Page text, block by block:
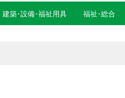
建築･設備･福祉用具 福祉･総合